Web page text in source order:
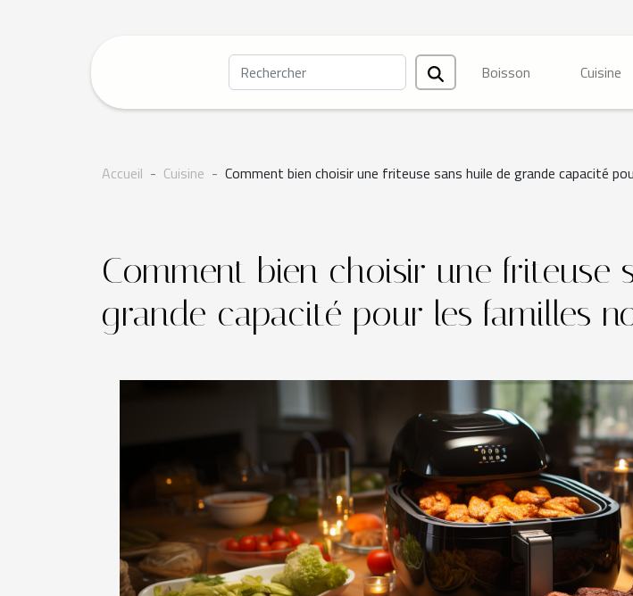
Boisson Cuisine
Accueil Cuisine Comment bien choisir une friteuse sans huile de grande capacité
Comment bien choisir une friteuse
grande capacité pour les familles